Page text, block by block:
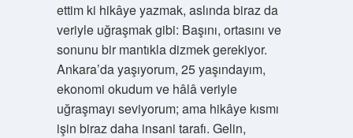
ettim ki hikâye yazmak, aslında biraz da
veriyle uğraşmak gibi: Başını, ortasını ve
sonunu bir mantıkla dizmek gerekiyor.
Ankara’da yaşıyorum, 25 yaşındayım,
ekonomi okudum ve hâlâ veriyle
uğraşmayı seviyorum; ama hikâye kısmı
işin biraz daha insani tarafı. Gelin,